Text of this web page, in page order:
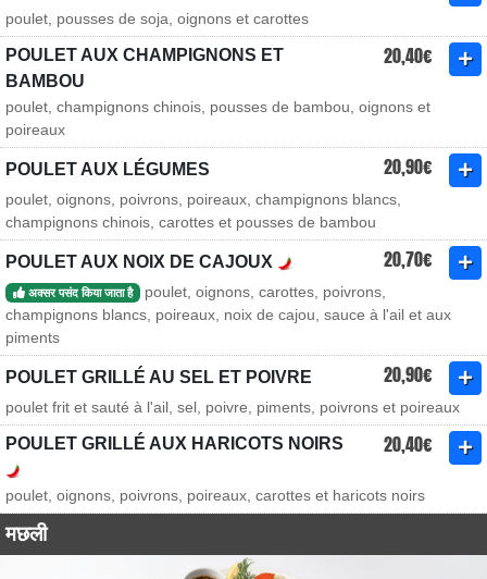
poulet, pousses de soja, oignons et carottes
POULET AUX CHAMPIGNONS ET
BAMBOU
20,40€
poulet, champignons chinois, pousses de bambou, oignons et
poireaux
POULET AUX LÉGUMES 20,90€
poulet, oignons, poivrons, poireaux, champignons blancs,
champignons chinois, carottes et pousses de bambou
POULET AUX NOIX DE CAJOUX 20,70€
अक्सर पसंद किया जाता है
poulet, oignons, carottes, poivrons,
champignons blancs, poireaux, noix de cajou, sauce à l'ail et aux
piments
POULET GRILLÉ AU SEL ET POIVRE 20,90€
poulet frit et sauté à l'ail, sel, poivre, piments, poivrons et poireaux
POULET GRILLÉ AUX HARICOTS NOIRS 20,40€
poulet, oignons, poivrons, poireaux, carottes et haricots noirs
मछली